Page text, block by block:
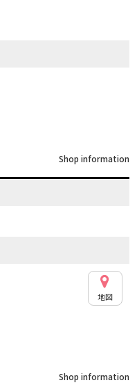
Shop information
地図
Shop information